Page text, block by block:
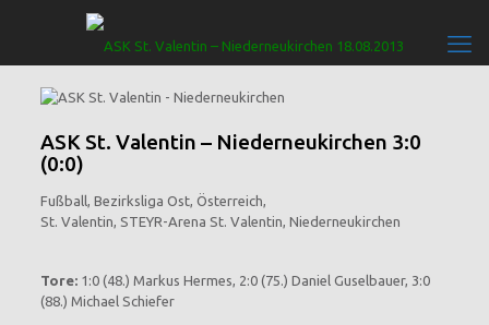
ASK St. Valentin – Niederneukirchen 3:0
(0:0)
Fußball, Bezirksliga Ost, Österreich,
St. Valentin, STEYR-Arena St. Valentin, Niederneukirchen
Tore: 1:0 (48.) Markus Hermes, 2:0 (75.) Daniel Guselbauer, 3:0
(88.) Michael Schiefer